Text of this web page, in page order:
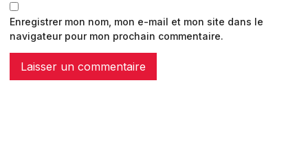
Enregistrer mon nom, mon e-mail et mon site dans le
navigateur pour mon prochain commentaire.